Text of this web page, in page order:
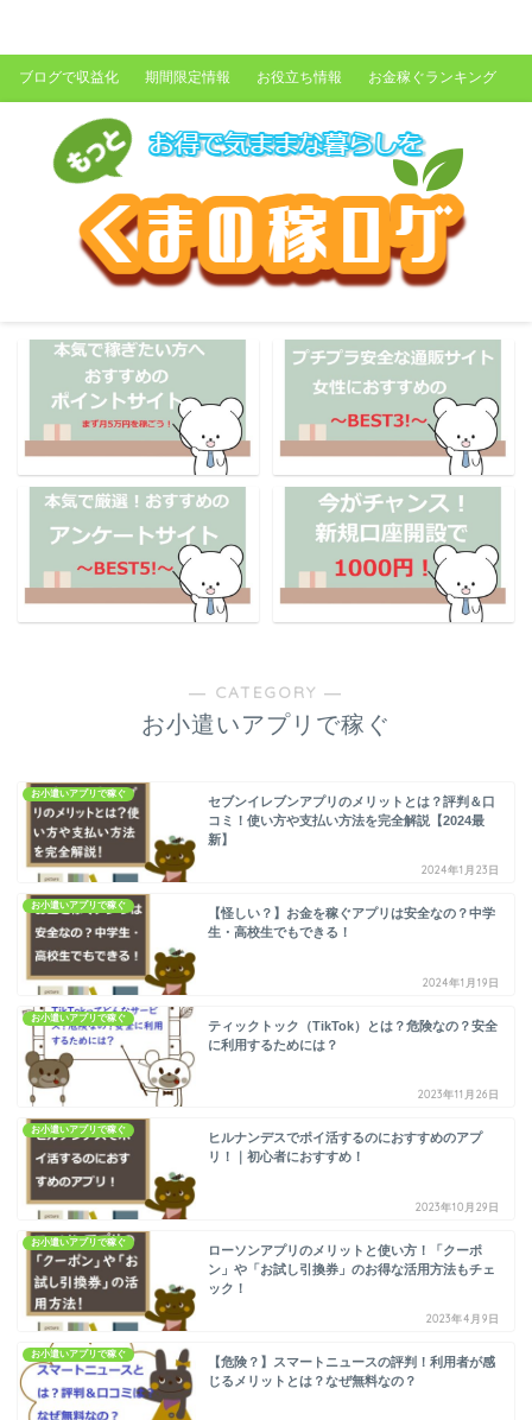
ブログで収益化 期間限定情報 お役立ち情報 お金稼ぐランキング
― CATEGORY ―
お小遣いアプリで稼ぐ
お小遣いアプリで稼ぐ
セブンイレブンアプリのメリットとは？評判＆口
コミ！使い方や支払い方法を完全解説【2024最
新】
2024年1月23日
お小遣いアプリで稼ぐ
【怪しい？】お金を稼ぐアプリは安全なの？中学
生・高校生でもできる！
2024年1月19日
お小遣いアプリで稼ぐ
ティックトック（TikTok）とは？危険なの？安全
に利用するためには？
2023年11月26日
お小遣いアプリで稼ぐ
ヒルナンデスでポイ活するのにおすすめのアプ
リ！｜初心者におすすめ！
2023年10月29日
お小遣いアプリで稼ぐ
ローソンアプリのメリットと使い方！「クーポ
ン」や「お試し引換券」のお得な活用方法もチェ
ック！
2023年4月9日
お小遣いアプリで稼ぐ
【危険？】スマートニュースの評判！利用者が感
じるメリットとは？なぜ無料なの？